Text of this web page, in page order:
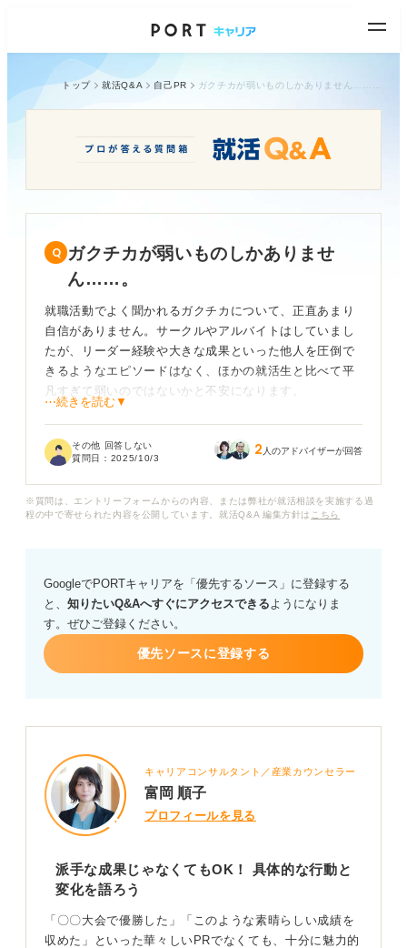
トップ 就活Q&A 自己PR
ガクチカが弱いものしかありませ
ん……。
就職活動でよく聞かれるガクチカについて、正直あまり
自信がありません。サークルやアルバイトはしていまし
たが、リーダー経験や大きな成果といった他人を圧倒で
きるようなエピソードはなく、ほかの就活生と比べて平
凡すぎて弱いのではないかと不安になります。
効果的にアピールする方法はあるのでしょうか？ 平凡な
⋯続きを読む▼
その他 回答しない
質問日： 2025/10/3 2 人のアドバイザーが回答
※質問は、エントリーフォームからの内容、または弊社が就活相談を実施する過
程の中で寄せられた内容を公開しています。就活Q&A 編集方針は こちら
GoogleでPORTキャリアを「優先するソース」に登録する
と、 知りたいQ&Aへすぐにアクセスできるようになりま
す。ぜひご登録ください。
優先ソースに登録する
キャリアコンサルタント／産業カウンセラー
富岡 順子
プロフィールを見る
派手な成果じゃなくてもOK！ 具体的な行動と
変化を語ろう
「〇〇大会で優勝した」「このような素晴らしい成績を
収めた」といった華々しいPRでなくても、十分に魅力的